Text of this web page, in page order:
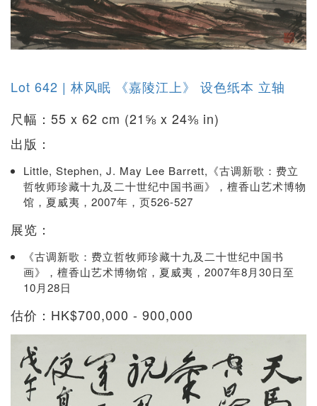
Lot 642 | 林风眠 《嘉陵江上》 设色纸本 立轴
尺幅：55 x 62 cm (21⅝ x 24⅜ in)
出版：
Little, Stephen, J. May Lee Barrett,《古调新歌：费立
哲牧师珍藏十九及二十世纪中国书画》，檀香山艺术博物
馆，夏威夷，2007年，页526-527
展览：
《古调新歌：费立哲牧师珍藏十九及二十世纪中国书
画》，檀香山艺术博物馆，夏威夷，2007年8月30日至
10月28日
估价：HK$700,000 - 900,000